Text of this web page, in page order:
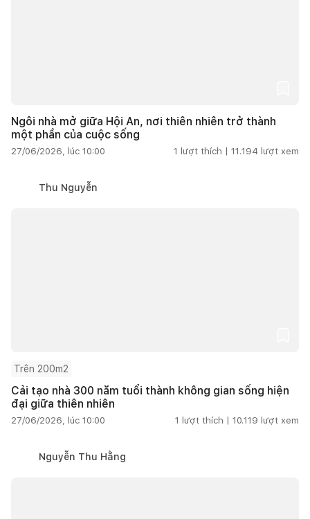
Ngôi nhà mở giữa Hội An, nơi thiên nhiên trở thành
một phần của cuộc sống
27/06/2026, lúc 10:00 1 lượt thích | 11.194 lượt xem
Thu Nguyễn
Trên 200m2
Cải tạo nhà 300 năm tuổi thành không gian sống hiện
đại giữa thiên nhiên
27/06/2026, lúc 10:00 1 lượt thích | 10.119 lượt xem
Nguyễn Thu Hằng